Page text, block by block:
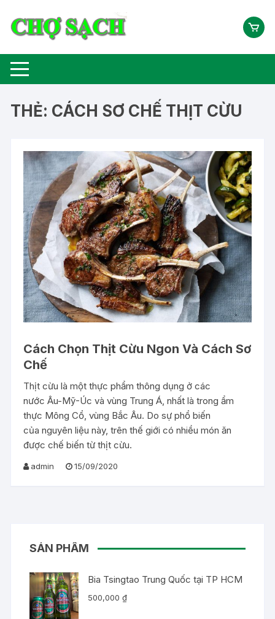
THẺ: CÁCH SƠ CHẾ THỊT CỪU
Cách Chọn Thịt Cừu Ngon Và Cách Sơ
Chế
Thịt cừu là một thực phẩm thông dụng ở các
nước Âu-Mỹ-Úc và vùng Trung Á, nhất là trong ẩm
thực Mông Cổ, vùng Bắc Âu. Do sự phổ biến
của nguyên liệu này, trên thế giới có nhiều món ăn
được chế biến từ thịt cừu.
admin 15/09/2020
SẢN PHẨM
Bia Tsingtao Trung Quốc tại TP HCM
500,000₫